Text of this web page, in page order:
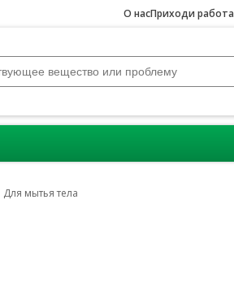
О насПриходи
Для мытья тела